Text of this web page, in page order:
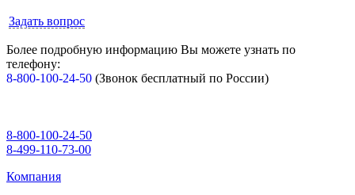
Задать вопрос
Более подробную информацию Вы можете узнать по
телефону:
8-800-100-24-50 (Звонок бесплатный по России)
8-800-100-24-50
8-499-110-73-00
Компания